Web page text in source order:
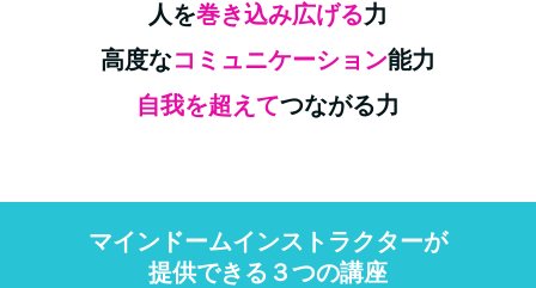
人を巻き込み広げる力
高度なコミュニケーション能力
自我を超えてつながる力
マインドームインストラクターが
提供できる３つの講座